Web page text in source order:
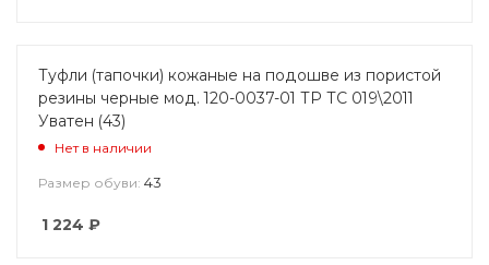
Туфли (тапочки) кожаные на подошве из пористой
резины черные мод. 120-0037-01 ТР ТС 019\2011
Уватен (43)
Нет в наличии
Размер обуви: 43
1 224 ₽